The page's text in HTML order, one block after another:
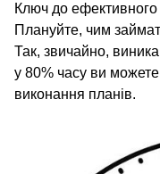
Ключ до ефективного
Плануйте, чим
Так, звичайно,
у 80% часу ви
виконання планів.